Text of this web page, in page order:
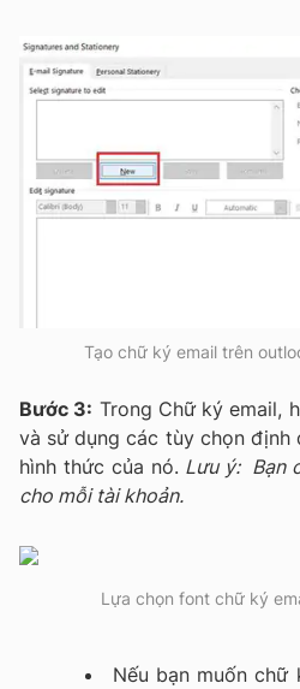
Tạo chữ ký email trên
Bước 3: Trong Chữ ký email,
và sử dụng các tùy chọn định
hình thức của nó. Lưu ý: Bạn
cho mỗi tài khoản.
Lựa chọn font chữ ký
Nếu bạn muốn chữ